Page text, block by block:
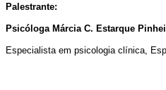
Palestrante:
Psicóloga Márcia C. Estarque
Especialista em psicologia clínica,